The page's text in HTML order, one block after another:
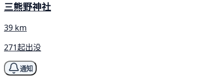
三熊野神社
39 km
271起出没
通知